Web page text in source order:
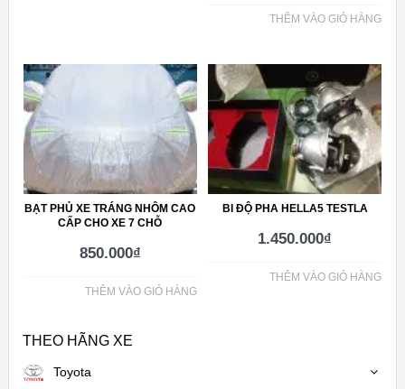
THÊM VÀO GIỎ HÀNG
BẠT PHỦ XE TRÁNG NHÔM CAO
CẤP CHO XE 7 CHỖ
850.000₫
THÊM VÀO GIỎ HÀNG
BI ĐỘ PHA HELLA5 TESTLA
1.450.000₫
THÊM VÀO GIỎ HÀNG
THEO HÃNG XE
Toyota